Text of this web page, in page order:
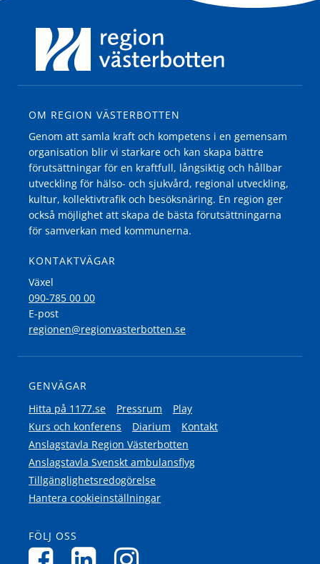
OM REGION VÄSTERBOTTEN
Genom att samla kraft och kompetens i en gemensam
organisation blir vi starkare och kan skapa bättre
förutsättningar för en kraftfull, långsiktig och hållbar
utveckling för hälso- och sjukvård, regional utveckling,
kultur, kollektivtrafik och besöksnäring. En region ger
också möjlighet att skapa de bästa förutsättningarna
för samverkan med kommunerna.
KONTAKTVÄGAR
Växel
090-785 00 00
E-post
regionen@regionvasterbotten.se
GENVÄGAR
Hitta på 1177.se
Pressrum
Play
Kurs och konferens
Diarium
Kontakt
Anslagstavla Region Västerbotten
Anslagstavla Svenskt ambulansflyg
Tillgänglighetsredogörelse
Hantera cookieinställningar
FÖLJ OSS